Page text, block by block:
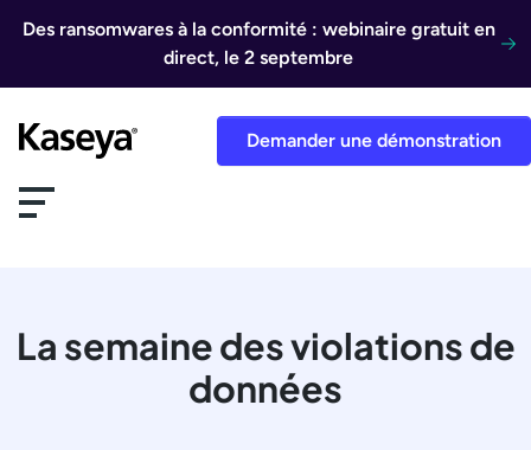
Des ransomwares à la conformité : webinaire gratuit en
direct, le 2 septembre
Demander une démonstration
La semaine des violations de
données